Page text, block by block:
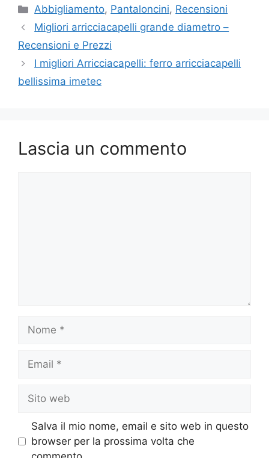
Categorie
Abbigliamento, Pantaloncini, Recensioni
Migliori arricciacapelli grande diametro –
Recensioni e Prezzi
I migliori Arricciacapelli: ferro arricciacapelli
bellissima imetec
Lascia un commento
Nome
Email
Sito
web
Salva il mio nome, email e sito web in questo
browser per la prossima volta che